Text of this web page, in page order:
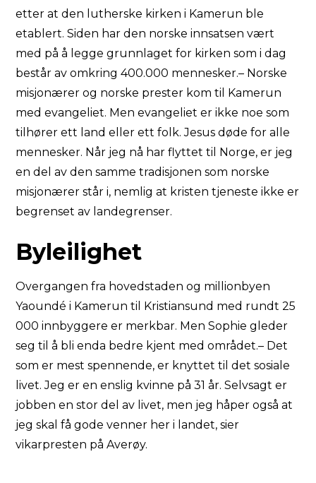
etter at den lutherske kirken i Kamerun ble
etablert. Siden har den norske innsatsen vært
med på å legge grunnlaget for kirken som i dag
består av omkring 400.000 mennesker.– Norske
misjonærer og norske prester kom til Kamerun
med evangeliet. Men evangeliet er ikke noe som
tilhører ett land eller ett folk. Jesus døde for alle
mennesker. Når jeg nå har flyttet til Norge, er jeg
en del av den samme tradisjonen som norske
misjonærer står i, nemlig at kristen tjeneste ikke er
begrenset av landegrenser.
Byleilighet
Overgangen fra hovedstaden og millionbyen
Yaoundé i Kamerun til Kristiansund med rundt 25
000 innbyggere er merkbar. Men Sophie gleder
seg til å bli enda bedre kjent med området.– Det
som er mest spennende, er knyttet til det sosiale
livet. Jeg er en enslig kvinne på 31 år. Selvsagt er
jobben en stor del av livet, men jeg håper også at
jeg skal få gode venner her i landet, sier
vikarpresten på Averøy.